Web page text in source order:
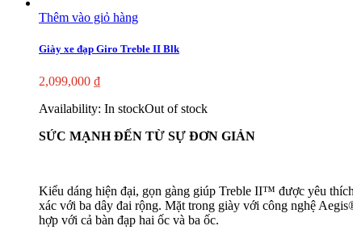
Thêm vào giỏ hàng
Giày xe đạp Giro Treble II Blk
2,099,000 ₫
Availability: In stockOut of stock
SỨC MẠNH ĐẾN TỪ SỰ ĐƠN GIẢN
Kiểu dáng hiện đại, gọn gàng giúp Treble II™ được yêu
xác với ba dây đai rộng. Mặt trong giày với công nghệ
hợp với cả bàn đạp hai ốc và ba ốc.